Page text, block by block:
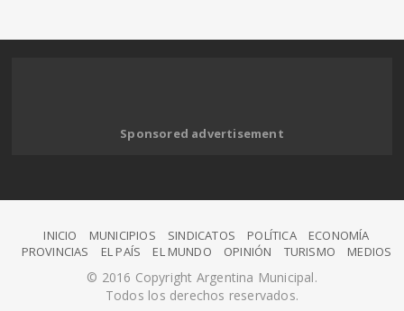
Sponsored advertisement
INICIO MUNICIPIOS SINDICATOS POLÍTICA
ECONOMÍA
PROVINCIAS
EL PAÍS EL MUNDO OPINIÓN TURISMO MEDIOS
© 2016 Copyright Argentina Municipal.
Todos los derechos reservados.